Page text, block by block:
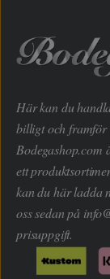
Här kan du
billigt och framför
Bodegashop.com
ett
kan du här ladda
oss sedan på
prisuppgift.